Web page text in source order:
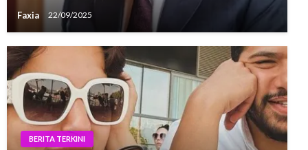
Faxia 22/09/2025
BERITA TERKINI